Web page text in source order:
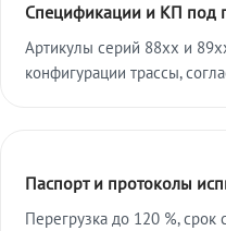
Спецификации и КП под
Артикулы серий 88xx и
конфигурации трассы,
Паспорт и протоколы
Перегрузка до 120 %,